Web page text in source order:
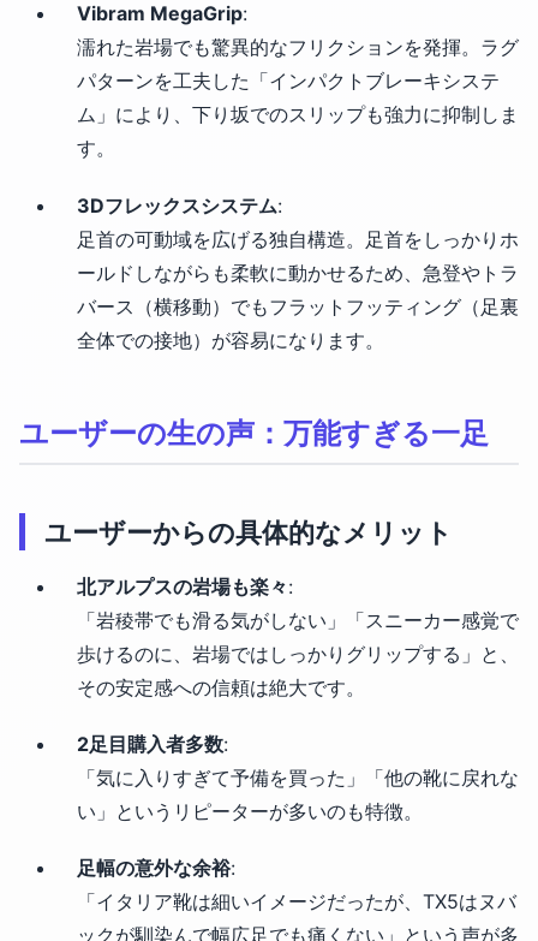
Vibram MegaGrip:
濡れた岩場でも驚異的なフリクションを発揮。ラグ
パターンを工夫した「インパクトブレーキシステ
ム」により、下り坂でのスリップも強力に抑制しま
す。
3Dフレックスシステム:
足首の可動域を広げる独自構造。足首をしっかりホ
ールドしながらも柔軟に動かせるため、急登やトラ
バース（横移動）でもフラットフッティング（足裏
全体での接地）が容易になります。
ユーザーの生の声：万能すぎる一足
ユーザーからの具体的なメリット
北アルプスの岩場も楽々:
「岩稜帯でも滑る気がしない」「スニーカー感覚で
歩けるのに、岩場ではしっかりグリップする」と、
その安定感への信頼は絶大です。
2足目購入者多数:
「気に入りすぎて予備を買った」「他の靴に戻れな
い」というリピーターが多いのも特徴。
足幅の意外な余裕:
「イタリア靴は細いイメージだったが、TX5はヌバ
ックが馴染んで幅広足でも痛くない」という声が多